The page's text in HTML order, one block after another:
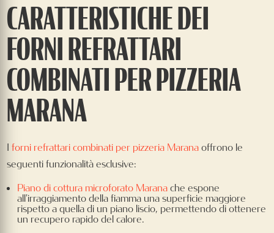
CARATTERISTICHE DEI
FORNI REFRATTARI
COMBINATI PER PIZZERIA
MARANA
Iforni refrattari combinati per pizzeria Maranaoffrono le
seguenti funzionalità esclusive:
Piano di cottura microforato Maranache espone
all'irraggiamento della fiamma una superficie maggiore
rispetto a quella di un piano liscio, permettendo di ottenere
un recupero rapido del calore.